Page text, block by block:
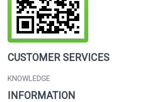
CUSTOMER SERVICES
KNOWLEDGE
INFORMATION